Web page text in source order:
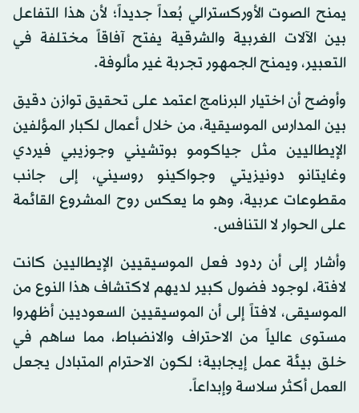
يمنح الصوت الأوركسترالي بُعداً جديداً؛ لأن هذا التفاعل
بين الآلات الغربية والشرقية يفتح آفاقاً مختلفة في
التعبير، ويمنح الجمهور تجربة غير مألوفة.
وأوضح أن اختيار البرنامج اعتمد على تحقيق توازن دقيق
بين المدارس الموسيقية، من خلال أعمال لكبار المؤلفين
الإيطاليين مثل جياكومو بوتشيني وجوزيبي فيردي
وغايتانو دونيزيتي وجواكينو روسيني، إلى جانب
مقطوعات عربية، وهو ما يعكس روح المشروع القائمة
على الحوار لا التنافس.
وأشار إلى أن ردود فعل الموسيقيين الإيطاليين كانت
لافتة، لوجود فضول كبير لديهم لاكتشاف هذا النوع من
الموسيقى، لافتاً إلى أن الموسيقيين السعوديين أظهروا
مستوى عالياً من الاحتراف والانضباط، مما ساهم في
خلق بيئة عمل إيجابية؛ لكون الاحترام المتبادل يجعل
العمل أكثر سلاسة وإبداعاً.